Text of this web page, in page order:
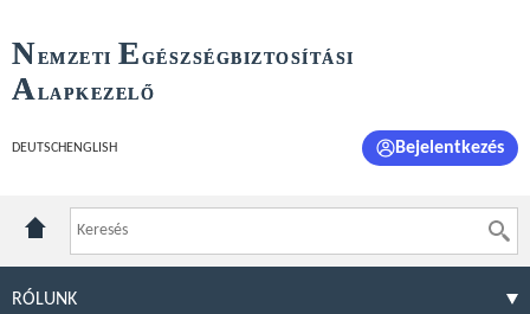
NEMZETI E GÉSZSÉGBIZTOSÍTÁSI
ALAPKEZELŐ
DEUTSCH ENGLISH Bejelentkezés
RÓLUNK